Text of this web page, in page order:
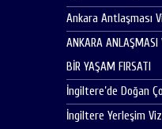
Ankara Antlaşması
ANKARA ANLAŞMASI
BİR YAŞAM FIRSATI
İngiltere’de Doğan
İngiltere Yerleşim